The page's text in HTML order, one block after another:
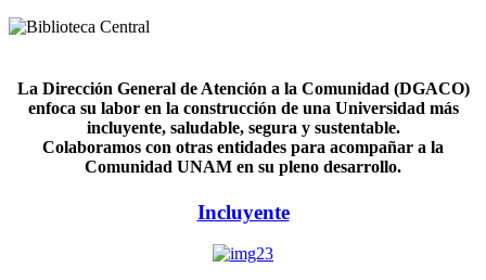
La Dirección General de Atención a la Comunidad (DGACO)
enfoca su labor en la construcción de una Universidad más
incluyente, saludable, segura y sustentable.
Colaboramos con otras entidades para acompañar a la
Comunidad UNAM en su pleno desarrollo.
Incluyente